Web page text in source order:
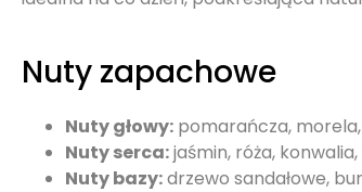
Nuty zapachowe
Nuty głowy: pomarańcza,
Nuty serca:jaśmin, róża,
Nuty bazy:drzewo sandałowe,